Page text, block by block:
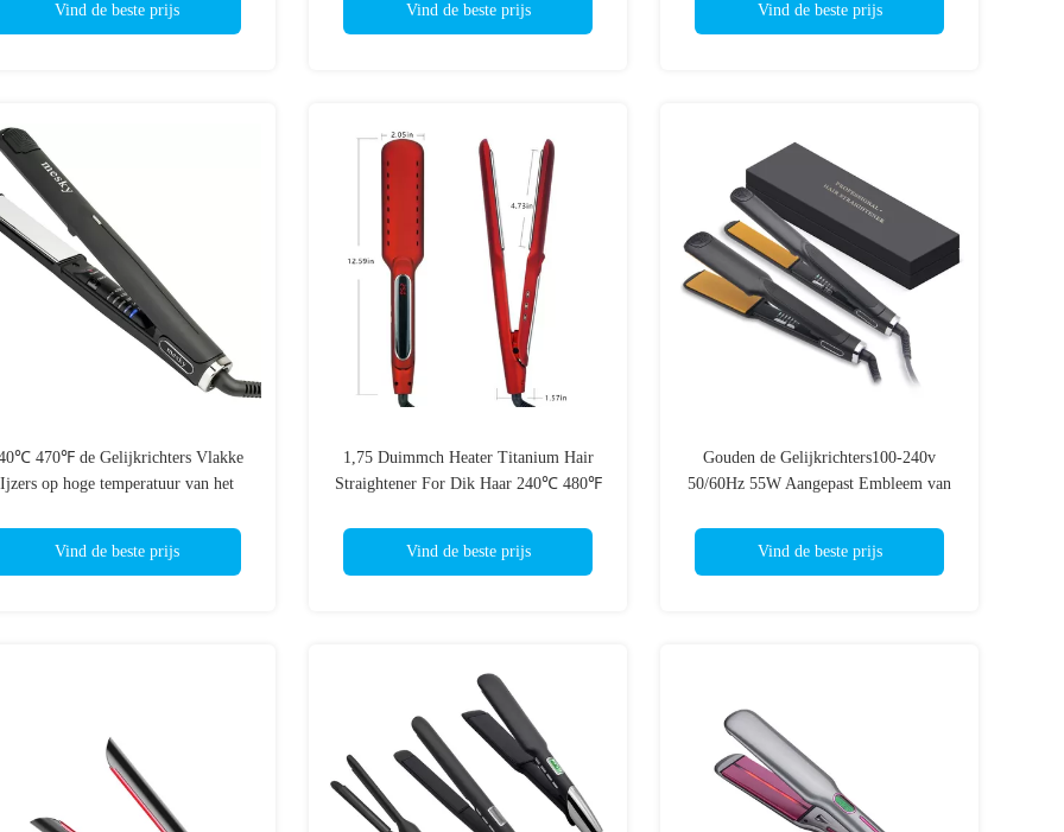
Vind de beste prijs Vind de beste prijs Vind de beste prijs
470℉ de Gelijkrichters Vlakke
Ijzers op hoge temperatuur van het
Vind de beste prijs
1,75 Duimmch Heater Titanium Hair
Straightener For Dik Haar 240℃ 480℉
Vind de beste prijs
Gouden de Gelijkrichters100-240v
50/60Hz 55W Aangepast Embleem van
Vind de beste prijs